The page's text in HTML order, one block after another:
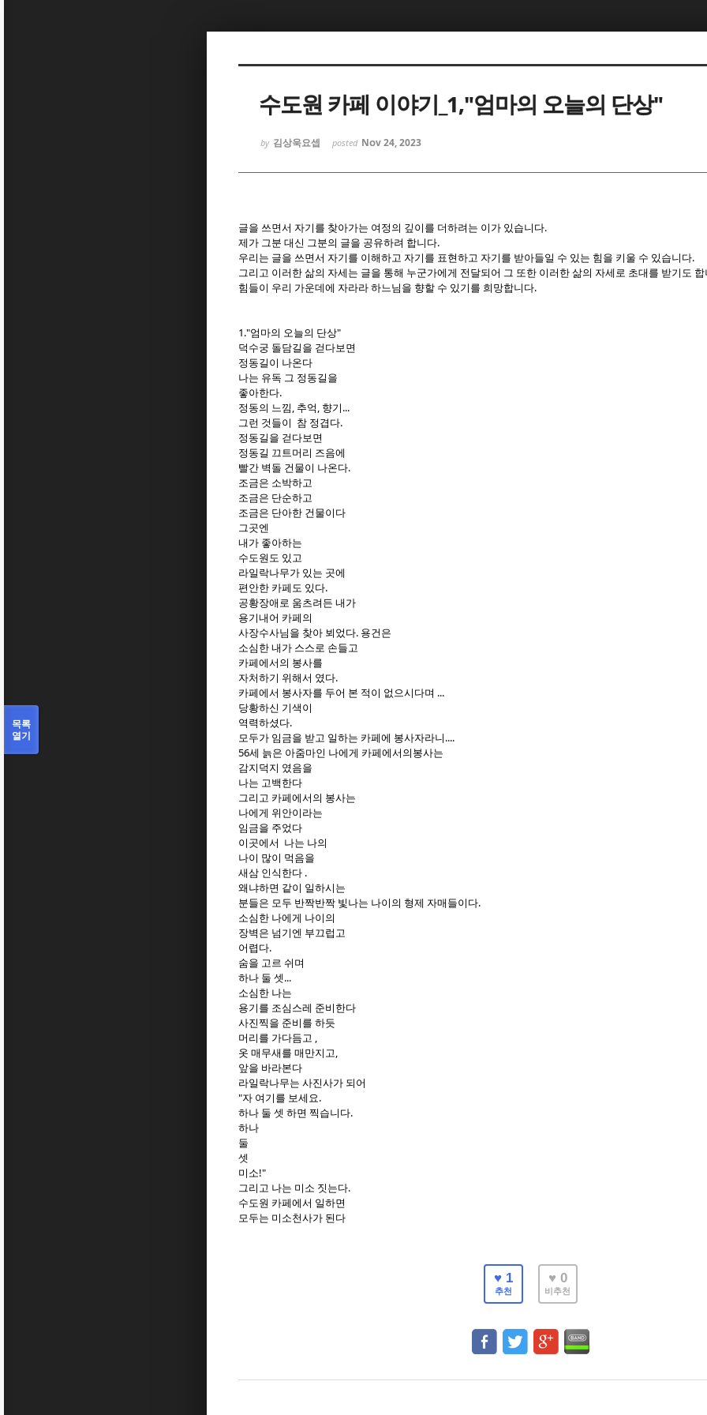
수도원 카페 이야기_1,"엄마의 오늘의 단상"
by 김상욱요셉 posted Nov 24, 2023
글을 쓰면서 자기를 찾아가는 여정의 깊이를 더하려는 이가 있습니다.
제가 그분 대신 그분의 글을 공유하려 합니다.
우리는 글을 쓰면서 자기를 이해하고 자기를 표현하고 자기를 받아들일 수 있는 힘을 키울 수 있습니다.
그리고 이러한 삶의 자세는 글을 통해 누군가에게 전달되어 그 또한 이러한 삶의 자세로 초대를 받기도
힘들이 우리 가운데에 자라라 하느님을 향할 수 있기를 희망합니다.
1."엄마의 오늘의 단상"
덕수궁 돌담길을 걷다보면
정동길이 나온다
나는 유독 그 정동길을
좋아한다.
정동의 느낌, 추억, 향기...
그런 것들이 참 정겹다.
정동길을 걷다보면
정동길 끄트머리 즈음에
빨간 벽돌 건물이 나온다.
조금은 소박하고
조금은 단순하고
조금은 단아한 건물이다
그곳엔
내가 좋아하는
수도원도 있고
라일락나무가 있는 곳에
편안한 카페도 있다.
공황장애로 움츠려든 내가
용기내어 카페의
사장수사님을 찾아 뵈었다. 용건은
소심한 내가 스스로 손들고
카페에서의 봉사를
자처하기 위해서 였다.
카페에서 봉사자를 두어 본 적이 없으시다며 ...
당황하신 기색이
역력하셨다.
모두가 임금을 받고 일하는 카페에 봉사자라니....
56세 늙은 아줌마인 나에게 카페에서의봉사는
감지덕지 였음을
나는 고백한다
그리고 카페에서의 봉사는
나에게 위안이라는
임금을 주었다
이곳에서 나는 나의
나이 많이 먹음을
새삼 인식한다 .
왜냐하면 같이 일하시는
분들은 모두 반짝반짝 빛나는 나이의 형제 자매들이다.
소심한 나에게 나이의
장벽은 넘기엔 부끄럽고
어렵다.
숨을 고르 쉬며
하나 둘 셋...
소심한 나는
용기를 조심스레 준비한다
사진찍을 준비를 하듯
머리를 가다듬고 ,
옷 매무새를 매만지고,
앞을 바라본다
라일락나무는 사진사가 되어
"자 여기를 보세요.
하나 둘 셋 하면 찍습니다.
하나
둘
셋
미소!"
그리고 나는 미소 짓는다.
수도원 카페에서 일하면
모두는 미소천사가 된다
♥ 1
추천
♥ 0
비추천
목록
열기
Sketchbook5, 스케치북5
Sketchbook5, 스케치북5